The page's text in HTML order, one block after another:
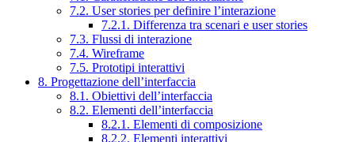
7.2. User stories per definire l’interazione
7.2.1. Differenza tra scenari e user stories
7.3. Flussi di interazione
7.4. Wireframe
7.5. Prototipi interattivi
8. Progettazione dell’interfaccia
8.1. Obiettivi dell’interfaccia
8.2. Elementi dell’interfaccia
8.2.1. Elementi di composizione
8.2.2. Elementi interattivi